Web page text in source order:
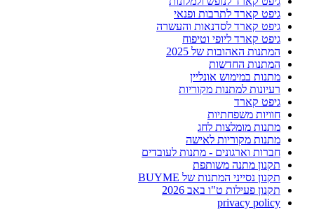
גיפט קארד לתרבות ופנאי
גיפט קארד לסדנאות והעשרה
גיפט קארד ליופי וטיפוח
המתנות האהובות של 2025
המתנות החדשות
מתנות במימוש אונליין
רעיונות למתנות מקוריות
גיפט קארד
חוויות משפחתיות
מתנות מומלצות לחג
מתנות מקוריות לאישה
חברות וארגונים - מתנות לעובדים
תקנון מתנה משותפת
תקנון נסייני המתנות של BUYME
תקנון פעילות ט"ו באב 2026
privacy policy